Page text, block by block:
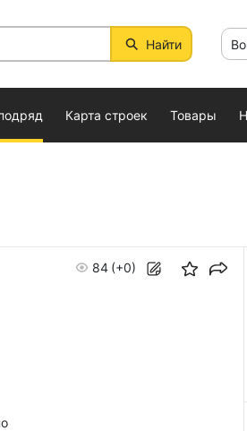
Найти
Карта строек Товары
84 (+0)